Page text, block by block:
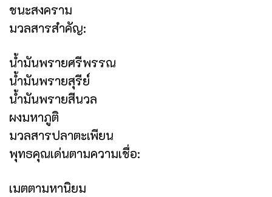
ชนะสงคราม
มวลสารสำคัญ:
น้ำมันพรายศรีพรรณ
น้ำมันพรายสุรีย์
น้ำมันพรายสีนวล
ผงมหาภูติ
มวลสารปลาตะเพียน
พุทธคุณเด่นตามความเชื่อ:
เมตตามหานิยม